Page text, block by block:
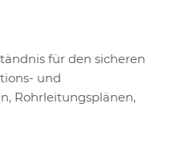
für den sicheren
und
Rohrleitungsplänen,